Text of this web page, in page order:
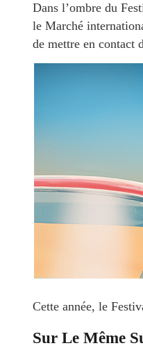
Dans l’ombre du
le Marché
de mettre en contact
Cette année, le
Sur Le Même